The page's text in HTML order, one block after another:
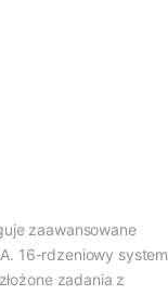
zaawansowane
16-rdzeniowy system
zadania z